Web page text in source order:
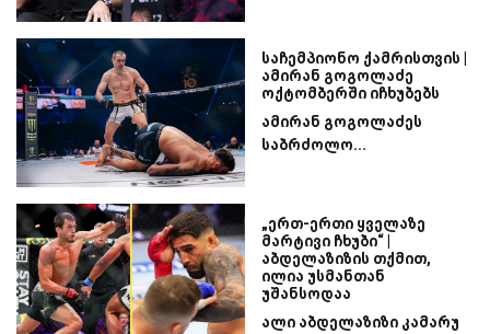
საჩემპიონო ქამრისთვის |
ამირან გოგოლაძე
ოქტომბერში იჩხუბებს
ამირან გოგოლაძეს
საბრძოლო...
„ერთ-ერთი ყველაზე
მარტივი ჩხუბი“ |
აბდელაზიზის თქმით,
ილია უსმანთან
უშანსოდაა
ალი აბდელაზიზი კამარუ